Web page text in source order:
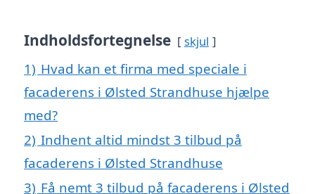
Indholdsfortegnelse skjul
1) Hvad kan et firma med speciale i
facaderens i Ølsted Strandhuse hjælpe
med?
2) Indhent altid mindst 3 tilbud på
facaderens i Ølsted Strandhuse
3) Få nemt 3 tilbud på facaderens i Ølsted